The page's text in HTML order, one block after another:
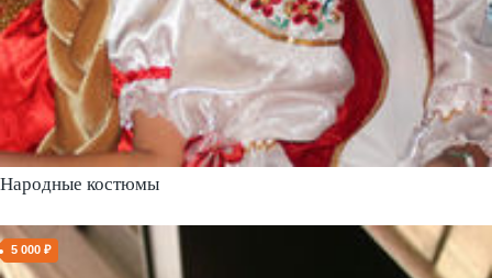
Народные костюмы
5 000 ₽